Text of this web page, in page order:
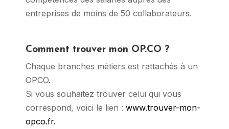
entreprises de moins de 50 collaborateurs.
Comment trouver mon OP.CO ?
Chaque branches métiers est rattachés à un
OPCO.
Si vous souhaitez trouver celui qui vous
correspond, voici le lien : www.trouver-mon-
opco.fr.